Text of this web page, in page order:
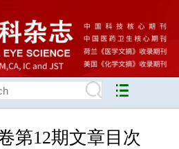
第12期文章目次